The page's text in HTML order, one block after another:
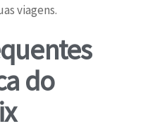
viagens.
do